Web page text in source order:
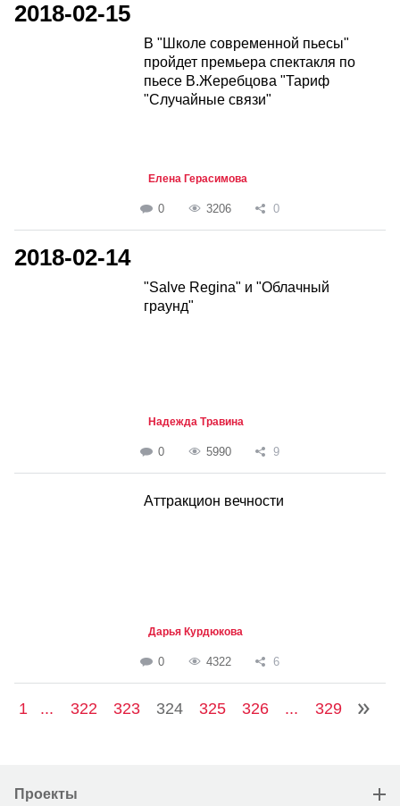
2018-02-15
В "Школе современной пьесы"
пройдет премьера спектакля по
пьесе В.Жеребцова "Тариф
"Случайные связи"
Елена Герасимова
0 3206 0
2018-02-14
"Salve Regina" и "Облачный
граунд"
Надежда Травина
0 5990 9
Аттракцион вечности
Дарья Курдюкова
0 4322 6
1 ... 322 323 324 325 326 ... 329
Проекты